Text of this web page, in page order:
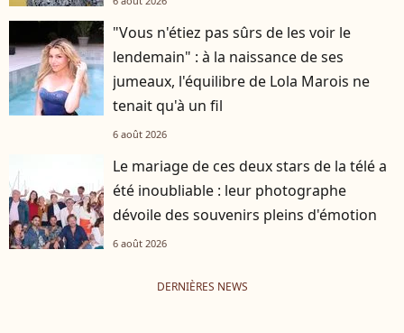
"Vous n'étiez pas sûrs de les voir le
lendemain" : à la naissance de ses
jumeaux, l'équilibre de Lola Marois ne
tenait qu'à un fil
6 août 2026
Le mariage de ces deux stars de la télé a
été inoubliable : leur photographe
dévoile des souvenirs pleins d'émotion
6 août 2026
DERNIÈRES NEWS